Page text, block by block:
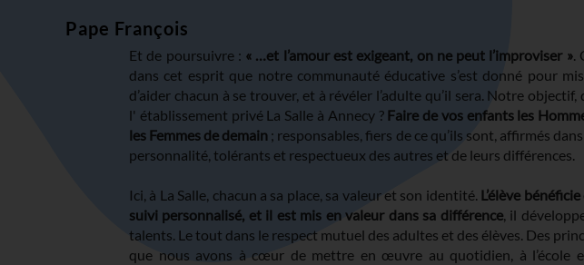
Pape François
Et de poursuivre : « …et l’amour est exigeant, on ne peut l’improviser ».
dans cet esprit que notre communauté éducative s’est donné pour
d’aider chacun à se trouver, et à révéler l’adulte qu’il sera. Notre objectif,
l' établissement privé La Salle à Annecy ? Faire de vos enfants les
les Femmes de demain ; responsables, fiers de ce qu’ils sont, affirmés
personnalité, tolérants et respectueux des autres et de leurs différences.
Ici, à La Salle, chacun a sa place, sa valeur et son identité. L’élève bénéficie
suivi personnalisé, et il est mis en valeur dans sa différence, il
talents. Le tout dans le respect mutuel des adultes et des élèves. Des
que nous avons à cœur de mettre en œuvre au quotidien, à l’école